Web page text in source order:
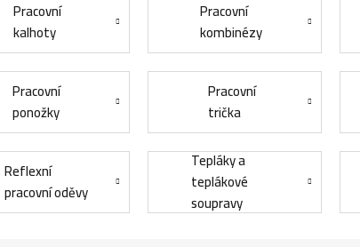
Pracovní
kalhoty
Pracovní
kombinézy
Pracovní
ponožky
Pracovní
trička
Reflexní
pracovní oděvy
Tepláky a
teplákové
soupravy